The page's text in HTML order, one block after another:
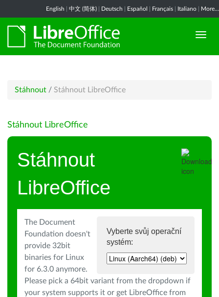
English 中文 (简体) Deutsch Español Français Italiano More...
Stáhnout / Stáhnout LibreOffice
Stáhnout LibreOffice
Stáhnout
LibreOffice
Vyberte svůj operační
systém:
The Document
Foundation doesn't
provide 32bit
binaries for Linux
for 6.3.0 anymore.
Please pick a 64bit variant from the dropdown if
your system supports it or get LibreOffice from